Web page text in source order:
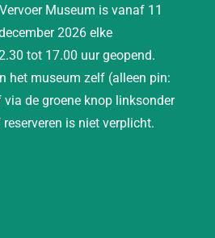
Museum is vanaf 11
2026 elke
tot 17.00 uur geopend.
het museum zelf (alleen pin:
de groene knop linksonder
is niet verplicht.